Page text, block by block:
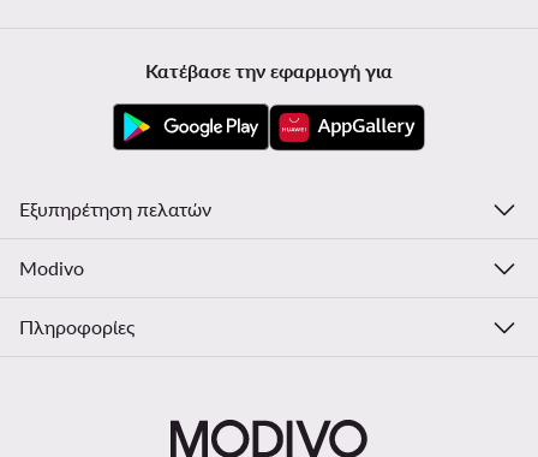
Κατέβασε την εφαρμογή για
Εξυπηρέτηση πελατών
Modivo
Πληροφορίες